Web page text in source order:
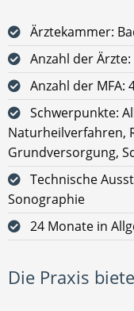
Ärztekammer:
Anzahl der Ärzte:
Anzahl der MFA:
Schwerpunkte:
Naturheilverfahren,
Grundversorgung,
Technische
Sonographie
24 Monate in
Die Praxis